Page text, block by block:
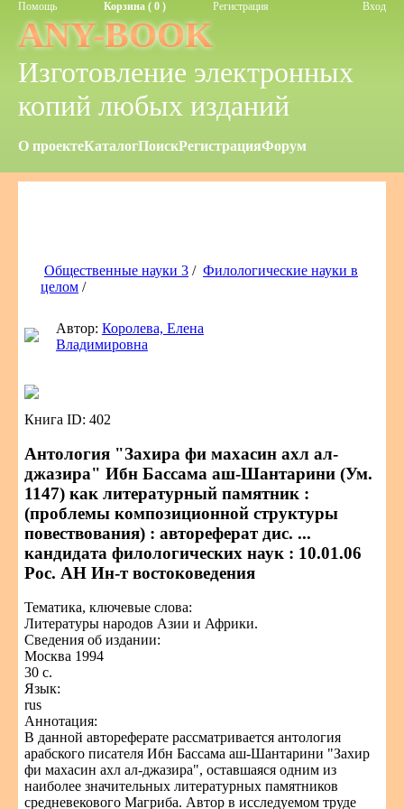
Помощь Корзина ( 0 ) Регистрация Вход
ANY-BOOK
Изготовление электронных
копий любых изданий
О проектеКаталогПоискРегистрацияФорум
Общественные науки 3 / Филологические науки в
целом /
Автор: Королева, Елена
Владимировна
Книга ID: 402
Антология "Захира фи махасин ахл ал-
джазира" Ибн Бассама аш-Шантарини (Ум.
1147) как литературный памятник :
(проблемы композиционной структуры
повествования) : автореферат дис. ...
кандидата филологических наук : 10.01.06
Рос. АН Ин-т востоковедения
Тематика, ключевые слова:
Литературы народов Азии и Африки.
Сведения об издании:
Москва 1994
30 с.
Язык:
rus
Аннотация:
В данной автореферате рассматривается антология
арабского писателя Ибн Бассама аш-Шантарини "Захир
фи махасин ахл ал-джазира", оставшаяся одним из
наиболее значительных литературных памятников
средневекового Магриба. Автор в исследуемом труде